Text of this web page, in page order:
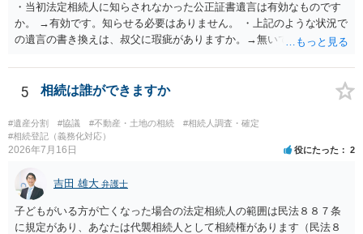
・当初法定相続人に知らされなかった公正証書遺言は有効なものです
か。 →有効です。知らせる必要はありません。 ・上記のような状況で
の遺言の書き換えは、叔父に瑕疵がありますか。→無いです。 ・分割
ますか。 →本人が自由に決められますので、どこが妥当とは言えない
です。客観的な基準もありません。 ・できれば穏やかに、分割を拒否
ないということでしょうか。遺言で、受取を指定されててもいらない
と拒否することはできます。理由を説明する必要はありません。
5 相続は誰ができますか
#遺産分割 #協議 #不動産・土地の相続
#相続人調査・確定
#相続登記（義務化対応）
2026年7月16日 役にたった 2
吉田 雄大 弁護士
子どもがいる方が亡くなった場合の法定相続人の範囲は民法８８７条
に規定があり、あなたは代襲相続人として相続権があります（民法８